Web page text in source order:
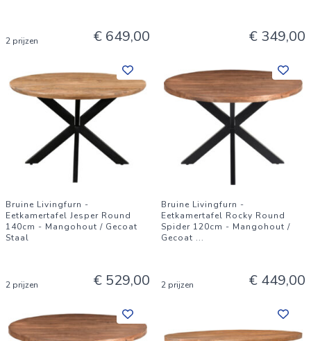
2 prijzen € 649,00 € 349,00
Bruine Livingfurn -
Eetkamertafel Jesper Round
140cm - Mangohout / Gecoat
Staal
2 prijzen € 529,00
Bruine Livingfurn -
Eetkamertafel Rocky Round
Spider 120cm - Mangohout /
Gecoat ...
2 prijzen € 449,00